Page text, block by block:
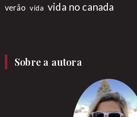
verão vida vida no canada
Sobre a autora